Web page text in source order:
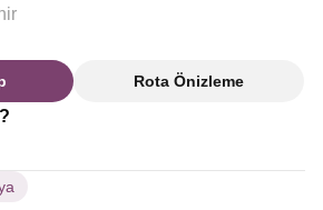
Rota Önizleme